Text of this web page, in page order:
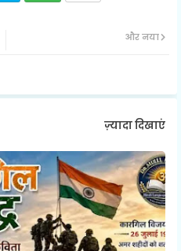
ap
और नया
ज़्यादा दिखाएं